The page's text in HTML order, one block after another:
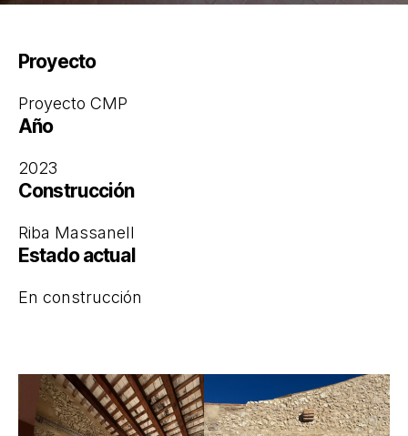
Proyecto
Proyecto CMP
Año
2023
Construcción
Riba Massanell
Estado actual
En construcción